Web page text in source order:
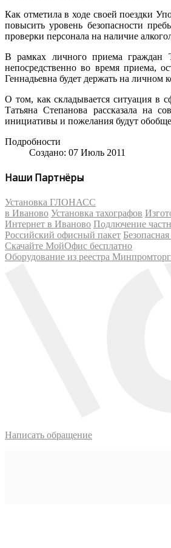
Как отметила в ходе своей поездки
повысить уровень безопасности
проверки персонала на наличие
В рамках личного приема граждан
непосредственно во время приема,
Геннадьевна будет держать на личном
О том, как складывается ситуация в
Татьяна Степанова рассказала на
инициативы и пожелания будут
Подробности
Создано: 07 Июль 2011
Наши Партнёры
Установка ГЛОНАСС
в Иваново Установка тахографов
Интернет в Иваново Подлючение
Российский офисный пакет
Скачайте МойОфис бесплатно
Оборудование из реестра
Написать обращение